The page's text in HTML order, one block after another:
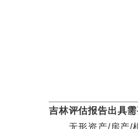
吉林评估报告出具
无形资产/房产/机